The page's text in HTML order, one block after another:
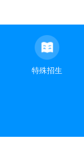
特殊招生